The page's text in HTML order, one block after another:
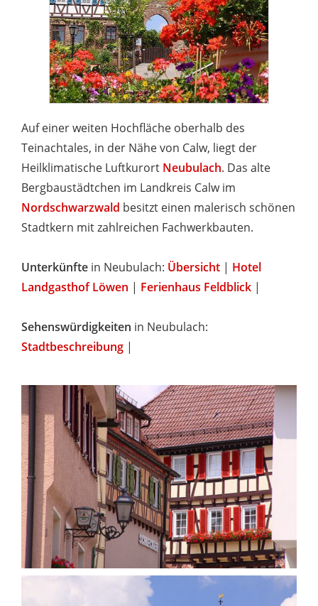
Auf einer weiten Hochfläche oberhalb des
Teinachtales, in der Nähe von Calw, liegt der
Heilklimatische Luftkurort Neubulach. Das alte
Bergbaustädtchen im Landkreis Calw im
Nordschwarzwald besitzt einen malerisch schönen
Stadtkern mit zahlreichen Fachwerkbauten.
Unterkünfte in Neubulach: Übersicht | Hotel
Landgasthof Löwen | Ferienhaus Feldblick |
Sehenswürdigkeiten in Neubulach:
Stadtbeschreibung |